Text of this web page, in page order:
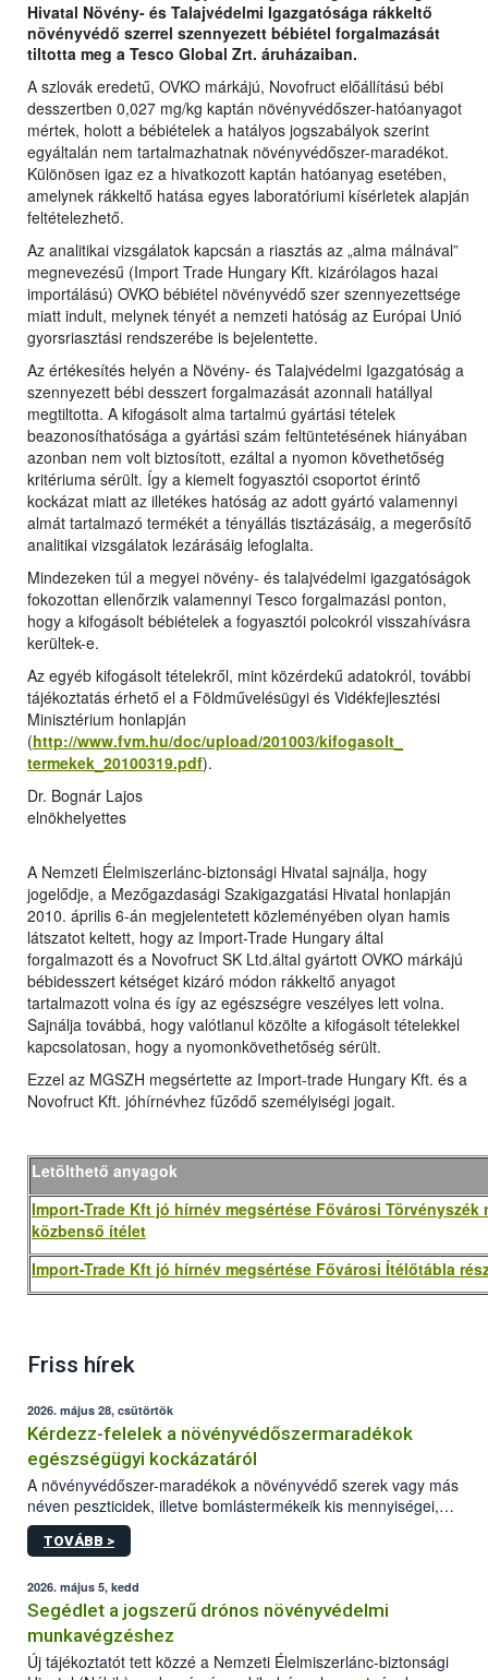
Hivatal Növény- és Talajvédelmi Igazgatósága rákkeltő
növényvédő szerrel szennyezett bébiétel forgalmazását
tiltotta meg a Tesco Global Zrt. áruházaiban.
A szlovák eredetű, OVKO márkájú, Novofruct előállítású bébi
desszertben 0,027 mg/kg kaptán növényvédőszer-hatóanyagot
mértek, holott a bébiételek a hatályos jogszabályok szerint
egyáltalán nem tartalmazhatnak növényvédőszer-maradékot.
Különösen igaz ez a hivatkozott kaptán hatóanyag esetében,
amelynek rákkeltő hatása egyes laboratóriumi kísérletek alapján
feltételezhető.
Az analitikai vizsgálatok kapcsán a riasztás az „alma málnával”
megnevezésű (Import Trade Hungary Kft. kizárólagos hazai
importálású) OVKO bébiétel növényvédő szer szennyezettsége
miatt indult, melynek tényét a nemzeti hatóság az Európai Unió
gyorsriasztási rendszerébe is bejelentette.
Az értékesítés helyén a Növény- és Talajvédelmi Igazgatóság a
szennyezett bébi desszert forgalmazását azonnali hatállyal
megtiltotta. A kifogásolt alma tartalmú gyártási tételek
beazonosíthatósága a gyártási szám feltüntetésének hiányában
azonban nem volt biztosított, ezáltal a nyomon követhetőség
kritériuma sérült. Így a kiemelt fogyasztói csoportot érintő
kockázat miatt az illetékes hatóság az adott gyártó valamennyi
almát tartalmazó termékét a tényállás tisztázásáig, a megerősítő
analitikai vizsgálatok lezárásáig lefoglalta.
Mindezeken túl a megyei növény- és talajvédelmi igazgatóságok
fokozottan ellenőrzik valamennyi Tesco forgalmazási ponton,
hogy a kifogásolt bébiételek a fogyasztói polcokról visszahívásra
kerültek-e.
Az egyéb kifogásolt tételekről, mint közérdekű adatokról, további
tájékoztatás érhető el a Földművelésügyi és Vidékfejlesztési
Minisztérium honlapján
(http://www.fvm.hu/doc/upload/201003/kifogasolt_
termekek_20100319.pdf).
Dr. Bognár Lajos
elnökhelyettes
A Nemzeti Élelmiszerlánc-biztonsági Hivatal sajnálja, hogy
jogelődje, a Mezőgazdasági Szakigazgatási Hivatal honlapján
2010. április 6-án megjelentetett közleményében olyan hamis
látszatot keltett, hogy az Import-Trade Hungary által
forgalmazott és a Novofruct SK Ltd.által gyártott OVKO márkájú
bébidesszert kétséget kizáró módon rákkeltő anyagot
tartalmazott volna és így az egészségre veszélyes lett volna.
Sajnálja továbbá, hogy valótlanul közölte a kifogásolt tételekkel
kapcsolatosan, hogy a nyomonkövethetőség sérült.
Ezzel az MGSZH megsértette az Import-trade Hungary Kft. és a
Novofruct Kft. jóhírnévhez fűződő személyiségi jogait.
Letölthető anyagok
Import-Trade Kft jó hírnév megsértése Fővárosi Törvényszék
közbenső ítélet
Import-Trade Kft jó hírnév megsértése Fővárosi Ítélőtábla
Friss hírek
2026. május 28, csütörtök
Kérdezz-felelek a növényvédőszermaradékok
egészségügyi kockázatáról
A növényvédőszer-maradékok a növényvédő szerek vagy más
néven peszticidek, illetve bomlástermékeik kis mennyiségei,
melyek a terményekben vagy azok felületén a betakarítást,
szüretelést, illetve tárolást követően is megmaradhatnak. Az
mennyiségének esetenként a kezelt terményeken is jelen kell
lennie. Nem minden élelmiszer tartalmaz szermaradékot.
Azokban az élelmiszerekben is, melyekben kimutathatóak,
általában csak nagyon kis mennyiségben vannak jelen, így nem
jelenthetnek kockázatot a fogyasztó egészségére nézve.
TOVÁBB >
2026. május 5, kedd
Segédlet a jogszerű drónos növényvédelmi
munkavégzéshez
Új tájékoztatót tett közzé a Nemzeti Élelmiszerlánc-biztonsági